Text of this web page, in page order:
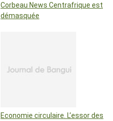
Corbeau News Centrafrique est
démasquée
Economie circulaire. L’essor des